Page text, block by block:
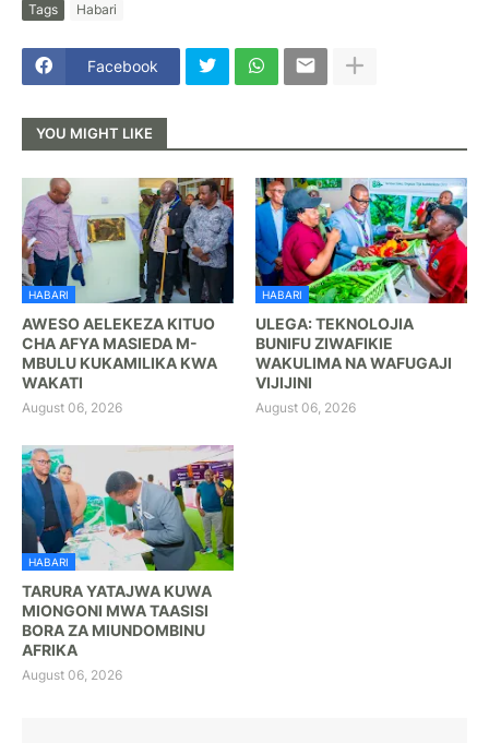
Tags Habari
Facebook
YOU MIGHT LIKE
HABARI
AWESO AELEKEZA KITUO
CHA AFYA MASIEDA M-
MBULU KUKAMILIKA KWA
WAKATI
August 06, 2026
HABARI
ULEGA: TEKNOLOJIA
BUNIFU ZIWAFIKIE
WAKULIMA NA WAFUGAJI
VIJIJINI
August 06, 2026
HABARI
TARURA YATAJWA KUWA
MIONGONI MWA TAASISI
BORA ZA MIUNDOMBINU
AFRIKA
August 06, 2026